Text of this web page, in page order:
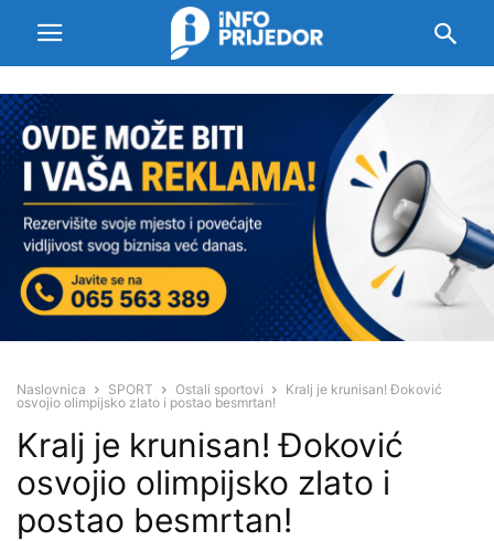
Naslovnica SPORT Ostali sportovi
Kralj je krunisan! Đoković
osvojio olimpijsko zlato i postao besmrtan!
Kralj je krunisan! Đoković
osvojio olimpijsko zlato i
postao besmrtan!